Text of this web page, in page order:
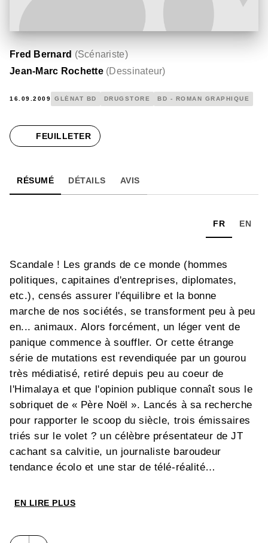
Fred Bernard (Scénariste)
Jean-Marc Rochette (Dessinateur)
16.09.2009 GLÉNAT BD DRUGSTORE BD - ROMAN GRAPHIQUE
FEUILLETER
RÉSUMÉ DÉTAILS AVIS
FR EN
Scandale ! Les grands de ce monde (hommes
politiques, capitaines d'entreprises, diplomates,
etc.), censés assurer l'équilibre et la bonne
marche de nos sociétés, se transforment peu à peu
en... animaux. Alors forcément, un léger vent de
panique commence à souffler. Or cette étrange
série de mutations est revendiquée par un gourou
très médiatisé, retiré depuis peu au coeur de
l'Himalaya et que l'opinion publique connaît sous le
sobriquet de « Père Noël ». Lancés à sa recherche
pour rapporter le scoop du siècle, trois émissaires
triés sur le volet ? un célèbre présentateur de JT
cachant sa calvitie, un journaliste baroudeur
tendance écolo et une star de télé-réalité
incroyable des secrets...
EN LIRE PLUS